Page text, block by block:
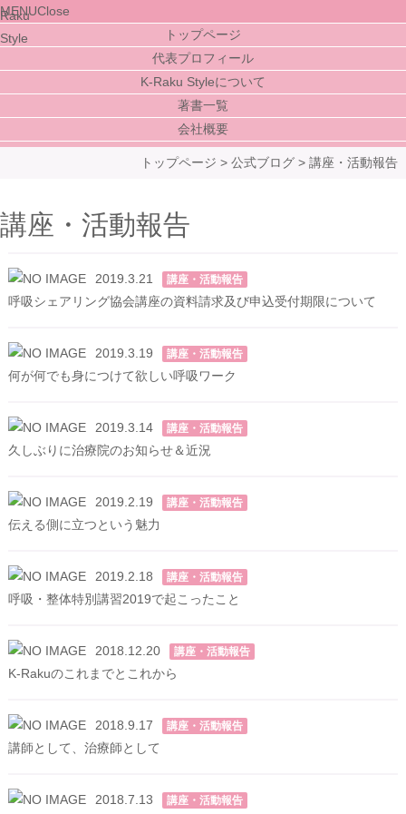
MENUClose
トップページ
代表プロフィール
K-Raku Styleについて
著書一覧
会社概要
トップページ >公式ブログ >講座・活動報告
講座・活動報告
2019.3.21 講座・活動報告
呼吸シェアリング協会講座の資料請求及び申込受付期限について
2019.3.19 講座・活動報告
何が何でも身につけて欲しい呼吸ワーク
2019.3.14 講座・活動報告
久しぶりに治療院のお知らせ＆近況
2019.2.19 講座・活動報告
伝える側に立つという魅力
2019.2.18 講座・活動報告
呼吸・整体特別講習2019で起こったこと
2018.12.20 講座・活動報告
K-Rakuのこれまでとこれから
2018.9.17 講座・活動報告
講師として、治療師として
2018.7.13 講座・活動報告